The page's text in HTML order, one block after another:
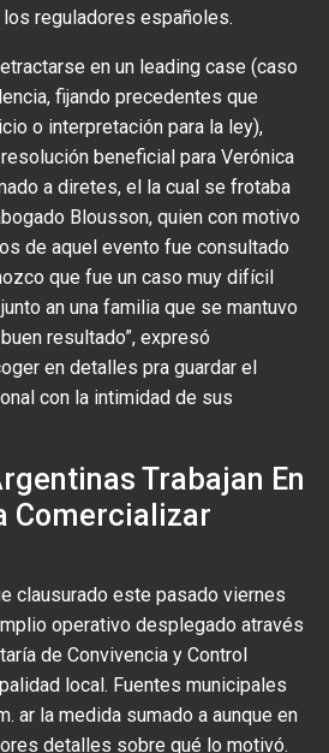
reguladores españoles.
en un leading case (caso
fijando precedentes que
o interpretación para la ley),
beneficial para Verónica
a diretes, el la cual se frotaba
Blousson, quien con motivo
de aquel evento fue consultado
que fue un caso muy difícil
an una familia que se mantuvo
resultado”, expresó
en detalles pra guardar el
con la intimidad de sus
Trabajan En
Comercializar
clausurado este pasado viernes
operativo desplegado através
de Convivencia y Control
local. Fuentes municipales
ar la medida sumado a aunque en
detalles sobre qué lo motivó.